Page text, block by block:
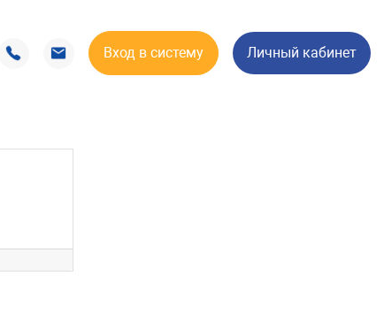
Вход в систему Личный кабинет